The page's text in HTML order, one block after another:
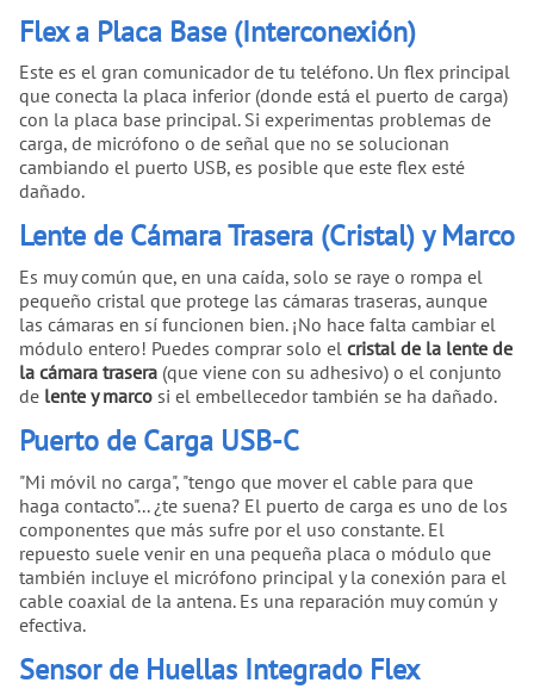
Flex a Placa Base (Interconexión)
Este es el gran comunicador de tu teléfono. Un flex principal
que conecta la placa inferior (donde está el puerto de carga)
con la placa base principal. Si experimentas problemas de
carga, de micrófono o de señal que no se solucionan
cambiando el puerto USB, es posible que este flex esté
dañado.
Lente de Cámara Trasera (Cristal) y Marco
Es muy común que, en una caída, solo se raye o rompa el
pequeño cristal que protege las cámaras traseras, aunque
las cámaras en sí funcionen bien. ¡No hace falta cambiar el
módulo entero! Puedes comprar solo el cristal de la lente de
la cámara trasera (que viene con su adhesivo) o el conjunto
de lente y marco si el embellecedor también se ha dañado.
Puerto de Carga USB-C
"Mi móvil no carga", "tengo que mover el cable para que
haga contacto"... ¿te suena? El puerto de carga es uno de los
componentes que más sufre por el uso constante. El
repuesto suele venir en una pequeña placa o módulo que
también incluye el micrófono principal y la conexión para el
cable coaxial de la antena. Es una reparación muy común y
efectiva.
Sensor de Huellas Integrado Flex